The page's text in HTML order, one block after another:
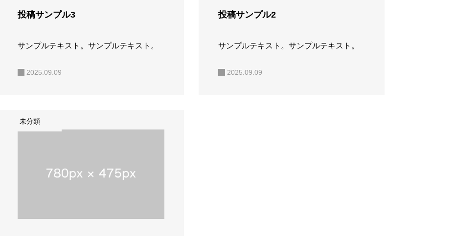
投稿サンプル3
サンプルテキスト。サンプルテキスト。
2025.09.09
投稿サンプル2
サンプルテキスト。サンプルテキスト。
2025.09.09
未分類